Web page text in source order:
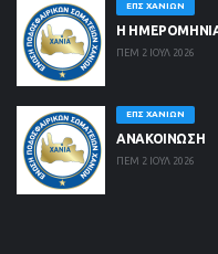
ΕΠΣ ΧΑΝΊΩΝ
Η
ΠΕΜ 2 ΙΟΥΛ 2026
ΕΠΣ ΧΑΝΊΩΝ
ΑΝΑΚΟΙΝΩΣΗ
ΠΕΜ 2 ΙΟΥΛ 2026